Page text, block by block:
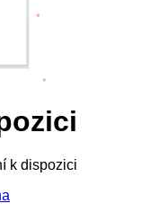
k dispozici